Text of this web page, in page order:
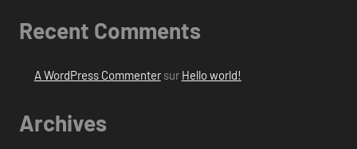
Recent Comments
A WordPress Commentersur Hello world!
Archives